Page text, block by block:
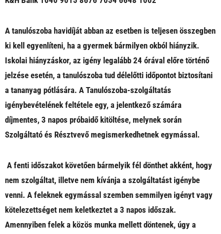
A tanulószoba havidíját abban az esetben is teljesen összegben
ki kell egyenlíteni, ha a gyermek bármilyen okból hiányzik.
Iskolai hiányzáskor, az igény legalább 24 órával előre történő
jelzése esetén, a tanulószoba tud délelőtti időpontot biztosítani
a tananyag pótlására. A Tanulószoba-szolgáltatás
igénybevételének feltétele egy, a jelentkező számára
díjmentes, 3 napos próbaidő kitöltése, melynek során
Szolgáltató és Résztvevő megismerkedhetnek egymással.
A fenti időszakot követően bármelyik fél dönthet akként, hogy
nem szolgáltat, illetve nem kívánja a szolgáltatást igénybe
venni. A feleknek egymással szemben semmilyen igényt vagy
kötelezettséget nem keletkeztet a 3 napos időszak.
Amennyiben felek a közös munka mellett döntenek, úgy a